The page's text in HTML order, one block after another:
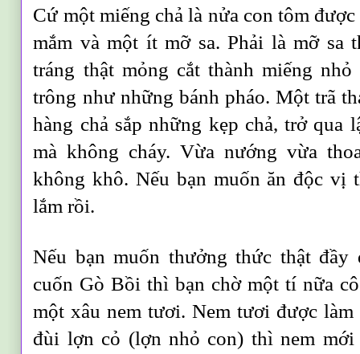
Cứ một miếng chả là nửa con tôm
mắm và một ít mỡ sa. Phải là mỡ sa
tráng thật mỏng cắt thành miếng
trông như những bánh pháo. Một trã
hàng chả sắp những kẹp chả, trở qua
mà không cháy. Vừa nướng vừa
không khô. Nếu bạn muốn ăn độc vị
lắm rồi.
Nếu bạn muốn thưởng thức thật
cuốn Gò Bồi thì bạn chờ một tí nữa
một xâu nem tươi. Nem tươi được
đùi lợn cỏ (lợn nhỏ con) thì nem